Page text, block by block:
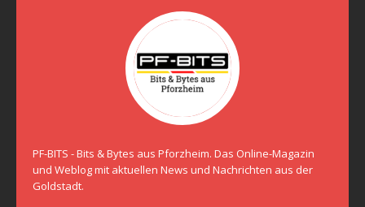
PF-BITS - Bits & Bytes aus Pforzheim. Das Online-Magazin
und Weblog mit aktuellen News und Nachrichten aus der
Goldstadt.